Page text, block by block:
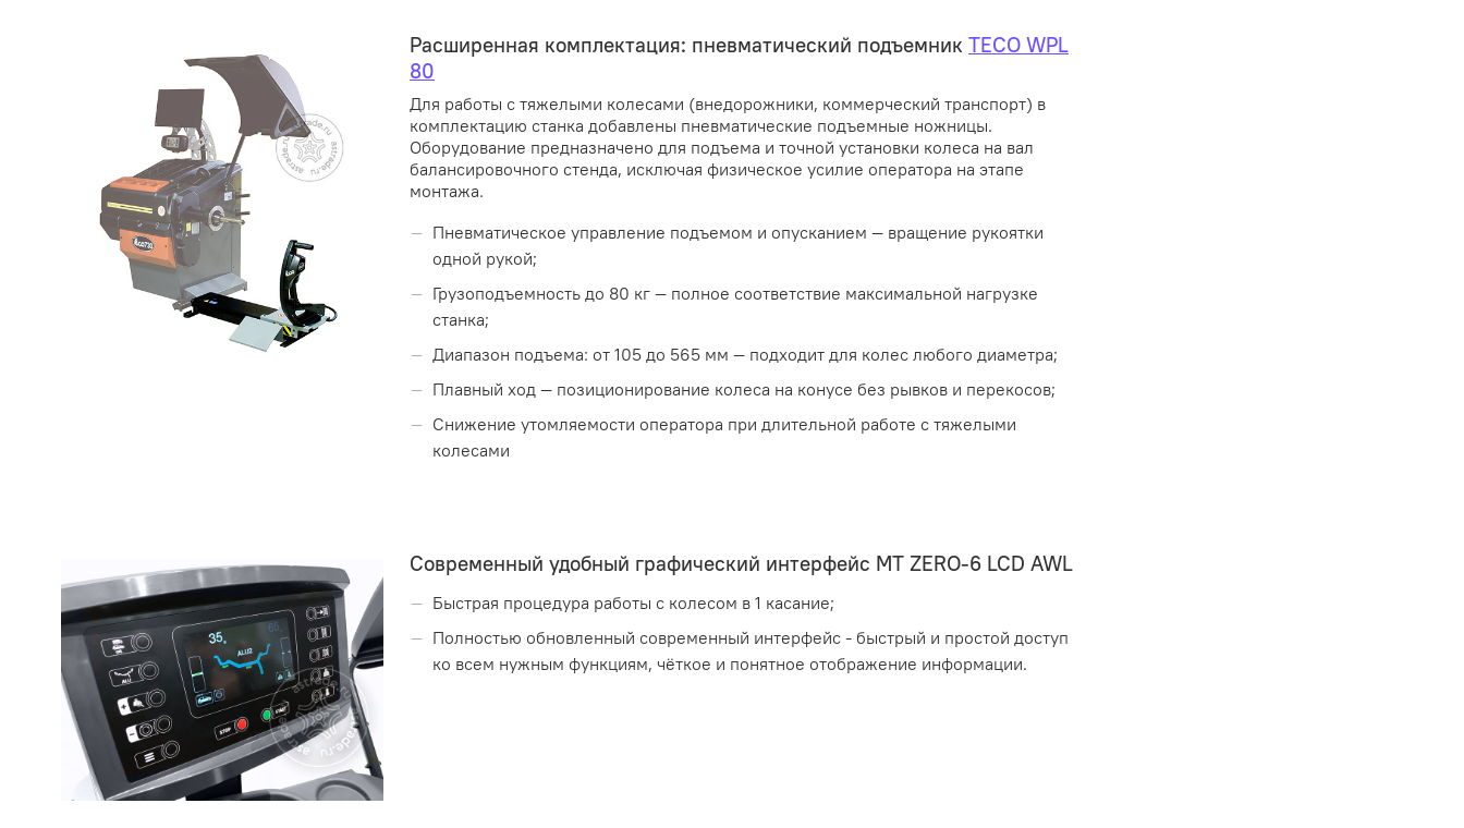
Расширенная комплектация: пневматический подъемник TECO WPL
80
Для работы с тяжелыми колесами (внедорожники, коммерческий транспорт) в
комплектацию станка добавлены пневматические подъемные ножницы.
Оборудование предназначено для подъема и точной установки колеса на вал
балансировочного стенда, исключая физическое усилие оператора на этапе
монтажа.
Пневматическое управление подъемом и опусканием — вращение рукоятки
одной рукой;
Грузоподъемность до 80 кг — полное соответствие максимальной нагрузке
станка;
Диапазон подъема: от 105 до 565 мм — подходит для колес любого диаметра;
Плавный ход — позиционирование колеса на конусе без рывков и перекосов;
Снижение утомляемости оператора при длительной работе с тяжелыми
колесами
Современный удобный графический интерфейс MT ZERO-6 LCD AWL
Быстрая процедура работы с колесом в 1 касание;
Полностью обновленный современный интерфейс - быстрый и простой доступ
ко всем нужным функциям, чёткое и понятное отображение информации.